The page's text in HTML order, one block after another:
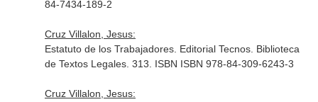
84-7434-189-2
Cruz Villalon, Jesus:
Estatuto de los Trabajadores. Editorial Tecnos. Biblioteca
de Textos Legales. 313. ISBN ISBN 978-84-309-6243-3
Cruz Villalon, Jesus: